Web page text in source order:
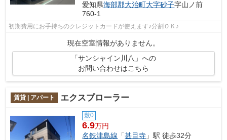
愛知県海部郡大治町大字砂子字山ノ前
760-1
初期費用にお手持ちのクレジットカードが使えます♪分割ＯＫ♪
現在空室情報がありません。
「サンシャイン川八」への
お問い合わせはこちら
賃貸 | アパート エクスプローラー
敷0
6.9万円
名鉄津島線 「甚目寺 」駅 徒歩32分